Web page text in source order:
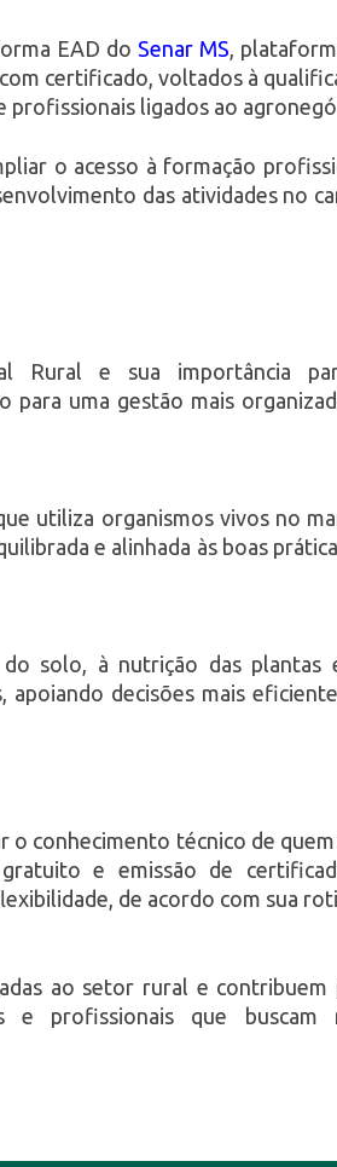
EAD do Senar MS,
certificado, voltados à
profissionais ligados ao
o acesso à formação
das atividades no
Rural e sua importância
para uma gestão mais
utiliza organismos vivos no
e alinhada às boas
solo, à nutrição das plantas
decisões mais
o conhecimento técnico de
e emissão de
de acordo com sua
ao setor rural e contribuem
e profissionais que buscam